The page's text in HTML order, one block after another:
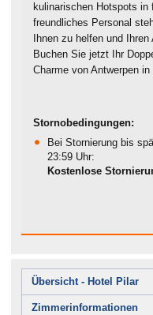
kulinarischen Hotspots in
freundliches Personal
Ihnen zu helfen und
Buchen Sie jetzt Ihr
Charme von Antwerpen
Stornobedingungen:
Bei Stornierung bis
23:59 Uhr:
Kostenlose
Übersicht - Hotel Pilar
Zimmerinformationen